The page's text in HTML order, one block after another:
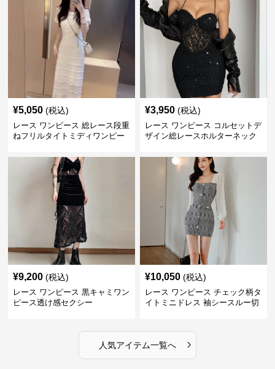
¥5,050 (税込)
レース ワンピース 総レース段重
ねフリルタイトミディワンピー
¥3,950 (税込)
レース ワンピース コルセットデ
ザイン総レースホルターネック
¥9,200 (税込)
レース ワンピース 黒キャミワン
ピース透け感セクシー
¥10,050 (税込)
レース ワンピース チェック柄タ
イトミニドレス 袖シースルー切
人気アイテム一覧へ ›